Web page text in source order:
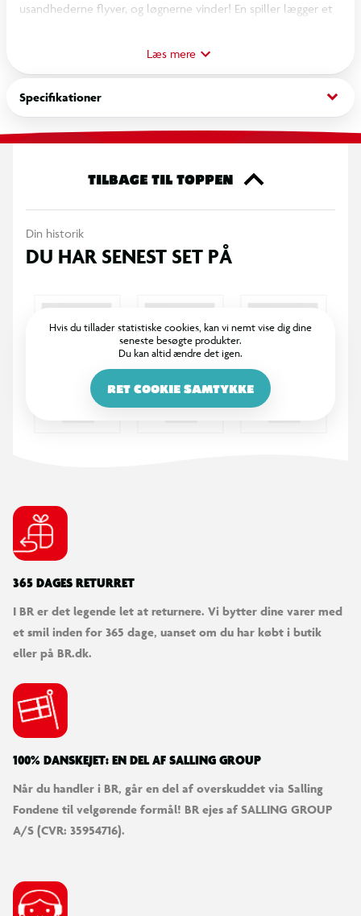
usandhederne flyver, og løgnerne vinder! En spiller lægger et
Fortæller spilleren sandheden eller bluffer? Hvis spilleren
bliver udfordret og taget i en løgn, skal spilleren trække et
kort. Men hvis spilleren fortæller sandheden, skal den, der
anklager, trække et kort. Så find pokerfjæset frem, skjul dine
tells, og glem ikke at råbe "UNO", når du har ét kort tilbage!
mønstre kan variere.
Læs mere
Specifikationer keyboard_arrow_down
TILBAGE TIL TOPPEN
Din historik
DU HAR SENEST SET PÅ
Hvis du tillader statistiske cookies, kan vi nemt vise dig dine
seneste besøgte produkter.
Du kan altid ændre det igen.
RET COOKIE SAMTYKKE
365 DAGES RETURRET
I BR er det legende let at returnere. Vi bytter dine varer med
et smil inden for 365 dage, uanset om du har købt i butik
eller på BR.dk.
100% DANSKEJET: EN DEL AF SALLING GROUP
Når du handler i BR, går en del af overskuddet via Salling
Fondene til velgørende formål! BR ejes af SALLING GROUP
A/S (CVR: 35954716).